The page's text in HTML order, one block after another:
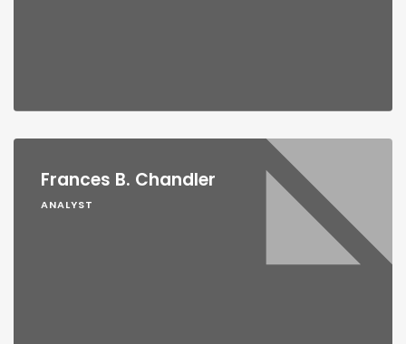
Frances B. Chandler
ANALYST